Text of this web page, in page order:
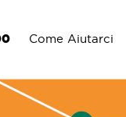
Come Aiutarci